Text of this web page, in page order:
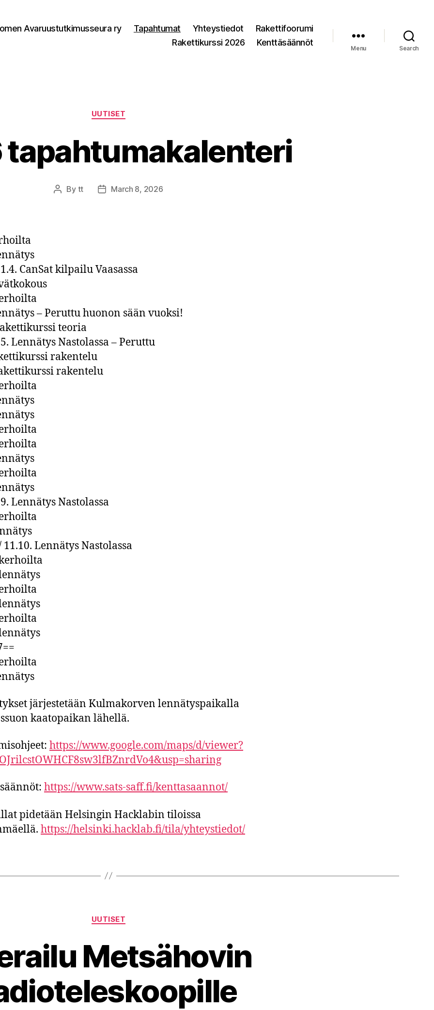
Avaruustutkimusseura ry Tapahtumat Yhteystiedot
Rakettifoorumi
Rakettikurssi 2026
Kenttäsäännöt
Menu Search
Categories
UUTISET
Post
By tt
PostMarch 8, 2026
CanSat kilpailu Vaasassa
– Peruttu huonon sään vuoksi!
teoria
Lennätys Nastolassa – Peruttu
rakentelu
rakentelu
Lennätys Nastolassa
11.10. Lennätys Nastolassa
järjestetään Kulmakorven lennätyspaikalla
kaatopaikan lähellä.
https://www.google.com/maps/d/viewer?
https://www.sats-saff.fi/kenttasaannot/
pidetään Helsingin Hacklabin tiloissa
https://helsinki.hacklab.fi/tila/yhteystiedot/
Categories
UUTISET
Metsähovin